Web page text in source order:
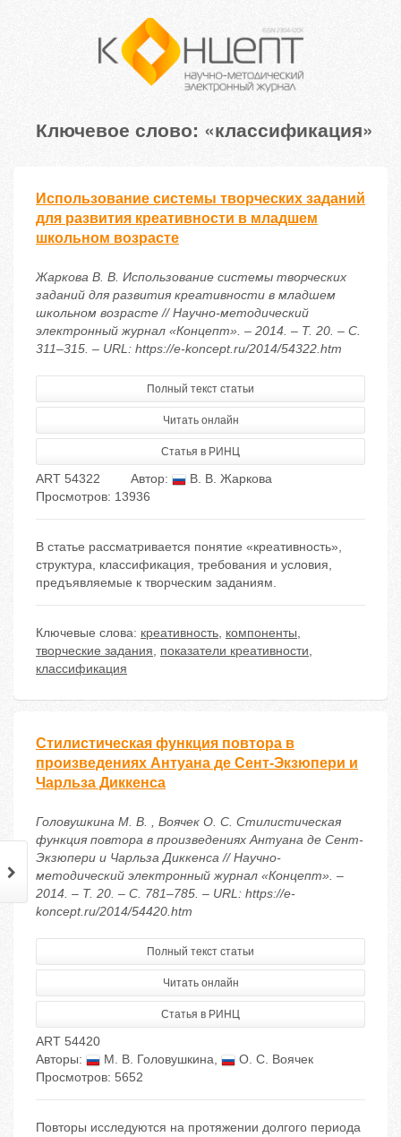
Ключевое слово: «классификация»
Использование системы творческих заданий
для развития креативности в младшем
школьном возрасте
Жаркова В. В. Использование системы творческих
заданий для развития креативности в младшем
школьном возрасте // Научно-методический
электронный журнал «Концепт». – 2014. – Т. 20. – С.
311–315. – URL: https://e-koncept.ru/2014/54322.htm
Полный текст статьи
Читать онлайн
Статья в РИНЦ
ART 54322 Автор:
В. В. Жаркова
Просмотров: 13936
В статье рассматривается понятие «креативность»,
структура, классификация, требования и условия,
предъявляемые к творческим заданиям.
Ключевые слова: креативность, компоненты,
творческие задания, показатели креативности,
классификация
Стилистическая функция повтора в
произведениях Антуана де Сент-Экзюпери и
Чарльза Диккенса
Головушкина М. В. , Воячек О. С. Стилистическая
функция повтора в произведениях Антуана де Сент-
Экзюпери и Чарльза Диккенса // Научно-
методический электронный журнал «Концепт». –
2014. – Т. 20. – С. 781–785. – URL: https://e-
koncept.ru/2014/54420.htm
Полный текст статьи
Читать онлайн
Статья в РИНЦ
ART 54420
Авторы:
М. В. Головушкина,
О. С. Воячек
Просмотров: 5652
Повторы исследуются на протяжении долгого периода